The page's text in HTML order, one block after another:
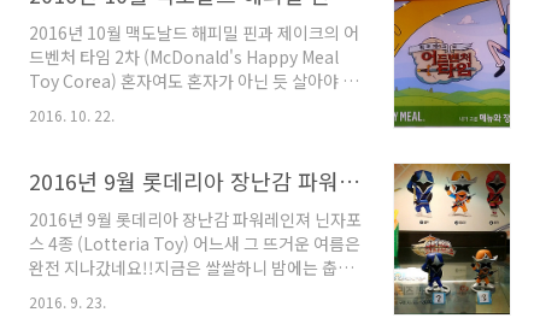
금하지만... 결국 영웅도 대한민국 시민 국민들이
만들어 가는겁니다 2017년 3월 맥도날드 해피밀
장난감은 저스티스 리그 액션 8종 세트 입니다 사
실 영화판에서는 라이벌 마블에 밀린다고는 하지
만DC의 저력도 절대 만만하게 볼 수 는 없겠죠
퍼맨 배트맨 원더우먼외에도 ..
2016년 10월 맥도날드 해피밀 핀과 제이크의 어
드벤처 타임 2차 (McDonald's Happy Meal
Toy Corea) 혼자여도 혼자가 아닌 듯 살아야 한
도날드 해피밀 토이핀과 제이크의 어드벤처 타임
억로서는 핀과 제이크의 어드벤처 타임 모바일
게임과 피규어 장난감으로 여러번 본 적 있습니
다애니도 있는것 같은데 아직 보지는 못했습니다
맥도날드 핀과 제이크의 어드벤처 타임 1차 3종
은 이미 판매완료 되었습니다피규어들이 큼직하
고 개성적으로 생겨서 재미있네요 현재로서는 핀
2016. 10. 22.
2016년 9월 롯데리아 장난감 파워레인져 닌자포스 4종(Lotteria Toy)
2016년 9월 롯데리아 장난감 파워레인져 닌자포
스 4종 (Lotteria Toy) 어느새 그 뜨거운 여름은
완전 지나갔네요!!지금은 쌀쌀하니 밤에는 춥기
도 합니다덥다 춥다 덥다 춥다 이것이 인생의 무
게가 아닐까요?? 2016년 9월 롯데리아 장난감
2016. 9. 23.